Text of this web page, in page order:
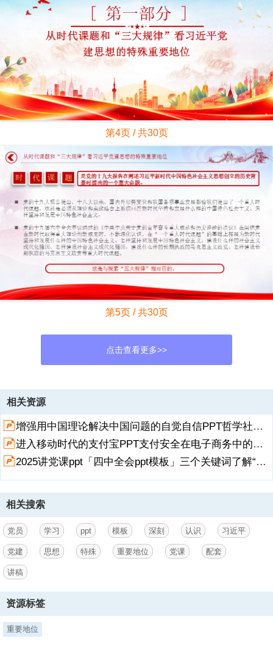
第4页 / 共30页
第5页 / 共30页
点击查看更多>>
资源描述
1、2026/深/入/学/习/贯/彻/习/近/平/党/建/思/想,深刻认识习近平党建思
想,（关于配套讲稿的说明：本PPT模板包含讲稿，请移至最后1页查
阅、复制）,在中国共产党成立105周年之际，全国党建工作座谈会对学
习贯彻习近平党建思想作出工作部署，这是新征程上推进党的理论创
新、强化党的理论武装的一件大事，无疑将载入党的建设史册。习近平
党建思想是习近平新时代中国特色社会主义思想的重要组成部分，是习
丰富发展了习近平新时代中国特色社会主义思想的科学理论体系，在习
平党建思想的特殊重
2、要地位，对增强学习贯彻的自觉性、主动性、坚定性，使学习贯彻
走深走实具有重要意义。,前 言 PREFACE,从时代课题和“三大规律”看
习近平党建思想的特殊重要地位,第一部分,从时代课题和“三大规律”看习
国特色社会主义思想创立的历史背景时提出的一个重大命题。,党的十九
们提出了一个重大时代课题，这就是必须从理论和实践结合上系统回答
新时代坚持和发展什么样的中国特色社会主义、怎样坚持和发展中国特
展开阅读全文
相关资源
增强用中国理论解决中国问题的自觉自信PPT哲学社会科学的重要地位PPT课件【含内容】.pptx
进入移动时代的支付宝PPT支付安全在电子商务中的重要地位PPT课件【含内容】.pptx
2025讲党课ppt「四中全会ppt模板」三个关键词了解“十五五”时期的重要地位党课ppt模板「带完整内容」.pptx
相关搜索
党员 学习 ppt 模板 深刻 认识 习近平
党建 思想 特殊 重要地位 党课 配套
讲稿
资源标签
重要地位